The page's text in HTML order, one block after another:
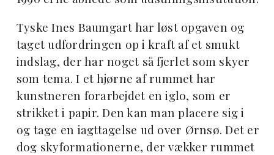
Tyske Ines Baumgart har løst opgaven og
taget udfordringen op i kraft af et smukt
indslag, der har noget så fjerlet som skyer
som tema. I et hjørne af rummet har
kunstneren forarbejdet en iglo, som er
strikket i papir. Den kan man placere sig i
og tage en iagttagelse ud over Ørnsø. Det er
dog skyformationerne, der vækker rummet